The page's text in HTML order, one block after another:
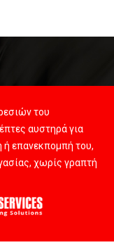
του
αυστηρά για
επανεκπομπή του,
χωρίς γραπτή